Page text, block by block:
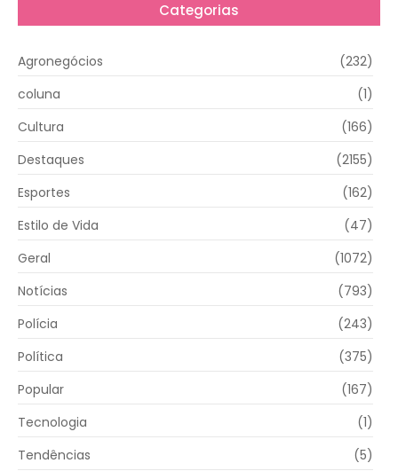
Categorias
Agronegócios
(232)
coluna
(1)
Cultura
(166)
Destaques
(2155)
Esportes
(162)
Estilo de Vida
(47)
Geral
(1072)
Notícias
(793)
Polícia
(243)
Política
(375)
Popular
(167)
Tecnologia
(1)
Tendências
(5)